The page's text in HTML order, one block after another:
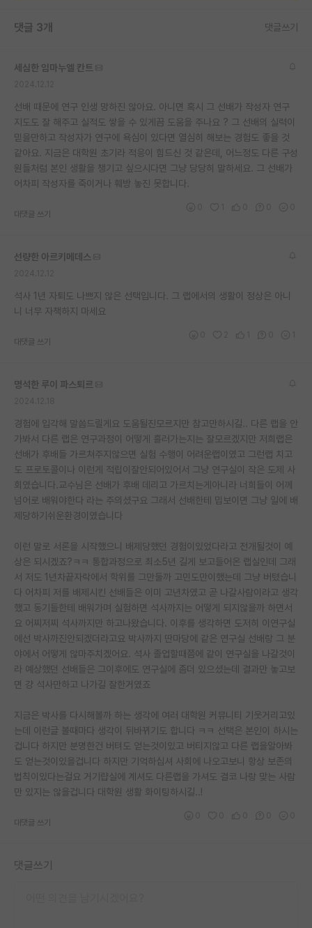
댓글 3개 댓글쓰기
세심한 임마누엘 칸트
선배 때문에 연구 인생 망하진 않아요. 아니면 혹시 그 선배가 작성자 연구
지도도 잘 해주고 실적도 쌓을 수 있게끔 도움을 주나요 ? 그 선배의 실력이
믿을만하고 작성자가 연구에 욕심이 있다면 열심히 해보는 경험도 좋을 것
같아요. 지금은 대학원 초기라 적응이 힘드신 것 같은데, 어느정도 다른 구성
원들처럼 본인 생활을 챙기고 싶으시다면 그냥 당당히 말하세요. 그 선배가
어차피 작성자를 죽이거나 훼방 놓진 못합니다.
대댓글 쓰기
선량한 아르키메데스
석사 1년 자퇴도 나쁘지 않은 선택입니다. 그 랩에서의 생활이 정상은 아니
니 너무 자책하지 마세요
대댓글 쓰기
명석한 루이 파스퇴르
경험에 입각해 말씀드릴게요 도움될진모르지만 참고만하시길.. 다른 랩을 안
가봐서 다른 랩은 연구과정이 어떻게 흘러가는지는 잘모르겠지만 저희랩은
선배가 후배들 가르쳐주지않으면 실험 수행이 어려운랩이였고 그런랩 치고
도 프로토콜이나 이런게 적립이잘안되어있어서 그냥 연구실이 작은 도제 사
회였습니다.교수님은 선배가 후배 데리고 가르치는게아니라 너희들이 어께
넘어로 배워야한다 라는 주의셨구요 그래서 선배한테 밉보이면 그냥 일에 배
제당하기쉬운환경이였습니다
이런 말로 서론을 시작했으니 배제당했던 경험이있었다라고 전개될것이 예
상은 되시겠죠?ㅋㅋ 통합과정으로 최소5년 길게 보고들어온 랩실인데 그래
서 저도 1년차끝자락에서 학위를 그만둘까 고민도만이했는데 그냥 버텼습니
다 어차피 저를 배제시킨 선배들은 이미 고년차였고 곧 나갈사람이라고 생각
했고 동기들한테 배워가며 실험하면 석사까지는 어떻게 되지않을까 하면서
요 어찌저찌 석사까지만 하고나왔습니다. 이후를 생각하면 도저히 이연구실
에선 박사까진안되겠더라고요 박사까지 딴마당에 같은 연구실 선배랑 그 분
야에서 어떻게 않마주치겠어요. 석사 졸업할때쯤에 같이 연구실을 나갈것이
라 예상했던 선배들은 그이후에도 연구실에 좀더 있으셨는데 결과만 놓고보
면 걍 석사만하고 나가길 잘한거였죠
지금은 박사를 다시해볼까 하는 생각에 여러 대학원 커뮤니티 기웃거리고있
는데 이런글 볼때마다 생각이 뒤바뀌기도 합니다 ㅋㅋ 선택은 본인이 하시는
겁니다 하지만 분명한건 버텨도 얻는것이있고 버티지않고 다른 랩을알아봐
도 얻는것이있을겁니다 하지만 기억하십셔 사회에 나오고보니 항상 보존의
법칙이있다는걸요 거기럅실에 계셔도 다른랩을 가셔도 결코 나랑 맞는 사람
만 있지는 않을겁니다 대학원 생활 화이팅하시길..!
대댓글 쓰기
댓글쓰기